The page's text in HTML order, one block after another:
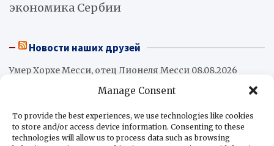
Manage Consent
To provide the best experiences, we use technologies like cookies
to store and/or access device information. Consenting to these
technologies will allow us to process data such as browsing
экономика Сербии
Новости наших друзей
Умер Хорхе Месси, отец Лионеля Месси 08.08.2026
Трамп в поисках кубинских коллаборационистов
Абелардо де ла Эсприэлья вступил в должность
президента Колумбии08.08.2026